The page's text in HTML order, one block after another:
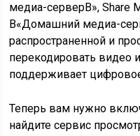
медиа-серверВ», Share
В«Домашний медиа-
распространенной и
перекодировать видео
поддерживает
Теперь вам нужно
найдите сервис